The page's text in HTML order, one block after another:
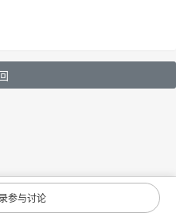
参与讨论